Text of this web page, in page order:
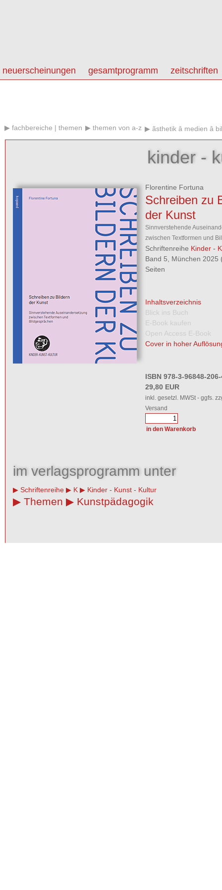
neuerscheinungen gesamtprogramm zeitschriften
fachbereiche | themen themen von a-z ãsthetik â medien â
kinder -
Florentine Fortuna
Schreiben zu
der Kunst
Sinnverstehende
zwischen Textformen und
Schriftenreihe Kinder -
Band 5, München 2025
Seiten
Inhaltsverzeichnis
Blick ins Buch
E-Book kaufen
Open Access E-Book
Cover in hoher
ISBN 978-3-96848-
29,80 EUR
inkl. gesetzl. MWSt - ggfs.
Versand
im verlagsprogramm unter
Schriftenreihe K Kinder - Kunst - Kultur
Themen Kunstpädagogik